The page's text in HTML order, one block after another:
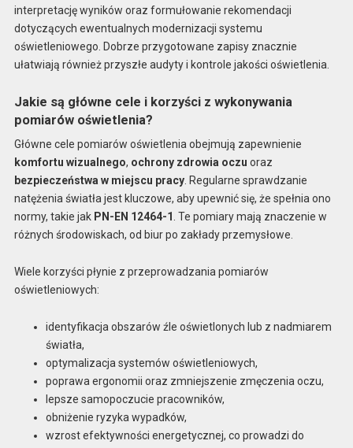
interpretację wyników oraz formułowanie rekomendacji
dotyczących ewentualnych modernizacji systemu
oświetleniowego. Dobrze przygotowane zapisy znacznie
ułatwiają również przyszłe audyty i kontrole jakości oświetlenia.
Jakie są główne cele i korzyści z wykonywania
pomiarów oświetlenia?
Główne cele pomiarów oświetlenia obejmują zapewnienie
komfortu wizualnego, ochrony zdrowia oczu oraz
bezpieczeństwa w miejscu pracy. Regularne sprawdzanie
natężenia światła jest kluczowe, aby upewnić się, że spełnia ono
normy, takie jak PN-EN 12464-1 . Te pomiary mają znaczenie w
różnych środowiskach, od biur po zakłady przemysłowe.
Wiele korzyści płynie z przeprowadzania pomiarów
oświetleniowych:
identyfikacja obszarów źle oświetlonych lub z nadmiarem
światła,
optymalizacja systemów oświetleniowych,
poprawa ergonomii oraz zmniejszenie zmęczenia oczu,
lepsze samopoczucie pracowników,
obniżenie ryzyka wypadków,
wzrost efektywności energetycznej, co prowadzi do